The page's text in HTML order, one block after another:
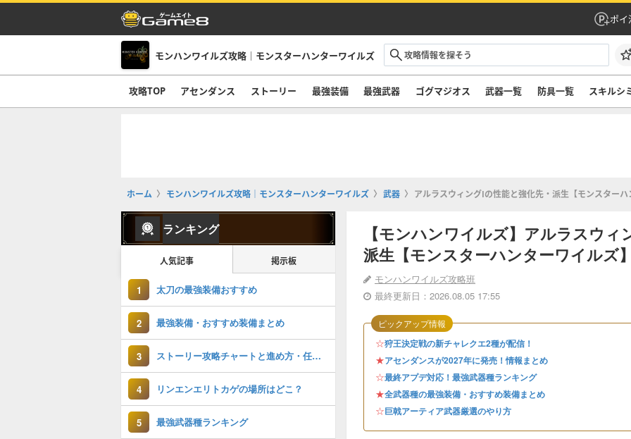
ポイ
モンハンワイルズ攻略｜モンスターハンターワイルズ
攻略TOP アセンダンス ストーリー 最強装備 最強武器 ゴグマジオス 武器一覧 防具一覧 スキルシ
ホーム モンハンワイルズ攻略｜モンスターハンターワイルズ 武器 アルラスウィングⅠの性能と強化先・派生【モンスター
【モンハンワイルズ】アルラスウ
派生【モンスターハンターワイルズ
モンハンワイルズ攻略班
最終更新日：2026.08.05 17:55
☆狩王決定戦の新チャレクエ2種が配信！
★アセンダンスが2027年に発売！情報まとめ
☆最終アプデ対応！最強武器種ランキング
★全武器種の最強装備・おすすめ装備まとめ
☆巨戟アーティア武器厳選のやり方
ピックアップ情報
ランキング
人気記事 掲示板
1 太刀の最強装備おすすめ
2 最強装備・おすすめ装備まとめ
3 ストーリー攻略チャートと進め方・任務クエスト
4 リンエンエリトカゲの場所はどこ？
5 最強武器種ランキング